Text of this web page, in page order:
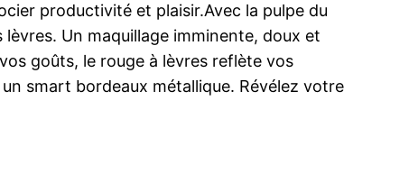
productivité et plaisir.Avec la pulpe du
Un maquillage imminente, doux et
goûts, le rouge à lèvres reflète vos
smart bordeaux métallique. Révélez votre